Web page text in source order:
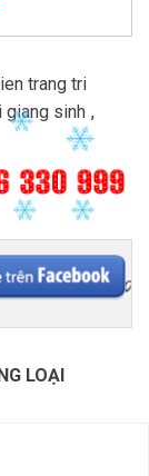
trang tri
giang sinh ,
LOẠI